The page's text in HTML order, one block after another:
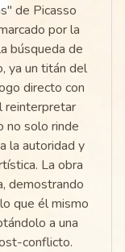
de Picasso
por la
búsqueda de
ya un titán del
directo con
reinterpretar
no solo rinde
la autoridad y
La obra
demostrando
que él mismo
a una
conflicto.